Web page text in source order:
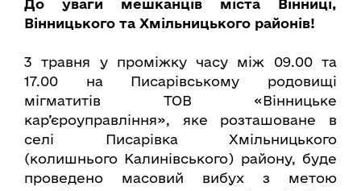
До уваги мешканців міста Вінниці,
Вінницького та Хмільницького районів!
3 травня у проміжку часу між 09.00 та
17.00 на Писарівському родовищі
мігматитів ТОВ «Вінницьке
кар’єроуправління», яке розташоване в
селі Писарівка Хмільницького
(колишнього Калинівського) району, буде
проведено масовий вибух з метою